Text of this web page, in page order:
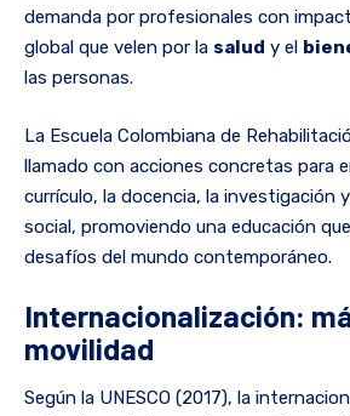
demanda por profesionales con
global que velen por la salud y el
las personas.
La Escuela Colombiana de
llamado con acciones concretas para
currículo, la docencia, la investigación
social, promoviendo una educación
desafíos del mundo contemporáneo.
Internacionalización:
movilidad
Según la UNESCO (2017), la